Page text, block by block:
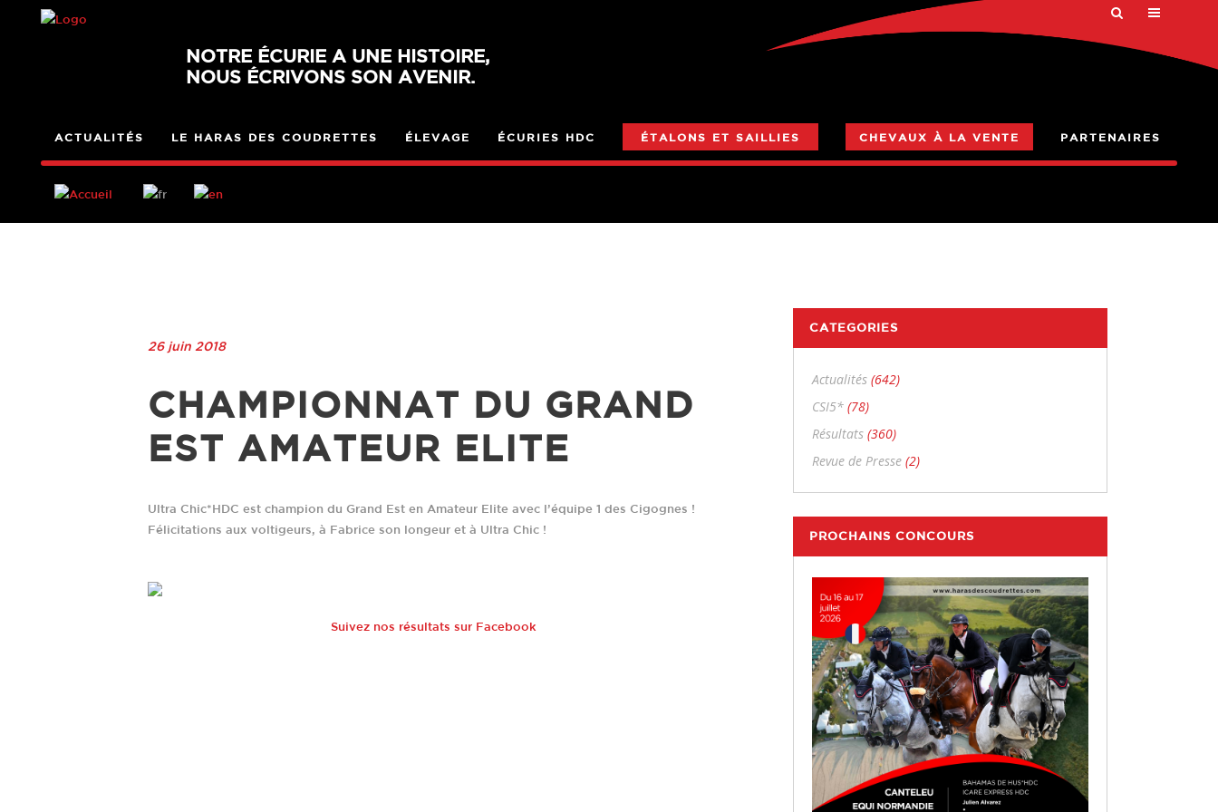
NOTRE ÉCURIE A UNE HISTOIRE,
NOUS ÉCRIVONS SON AVENIR.
ACTUALITÉS LE HARAS DES COUDRETTES ÉLEVAGE ÉCURIES HDC ÉTALONS ET SAILLIES CHEVAUX À LA VENTE PARTENAIRES
26 juin 2018
CHAMPIONNAT DU GRAND
EST AMATEUR ELITE
Ultra Chic*HDC est champion du Grand Est en Amateur Elite avec l’équipe 1 des Cigognes !
Félicitations aux voltigeurs, à Fabrice son longeur et à Ultra Chic !
Suivez nos résultats sur Facebook
CATEGORIES
Actualités (642)
CSI5* (78)
Résultats (360)
Revue de Presse (2)
PROCHAINS CONCOURS